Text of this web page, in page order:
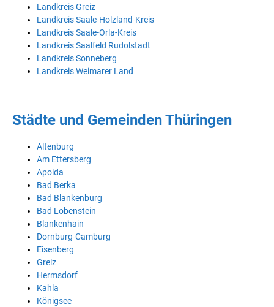
Landkreis Greiz
Landkreis Saale-Holzland-Kreis
Landkreis Saale-Orla-Kreis
Landkreis Saalfeld Rudolstadt
Landkreis Sonneberg
Landkreis Weimarer Land
Städte und Gemeinden Thüringen
Altenburg
Am Ettersberg
Apolda
Bad Berka
Bad Blankenburg
Bad Lobenstein
Blankenhain
Dornburg-Camburg
Eisenberg
Greiz
Hermsdorf
Kahla
Königsee